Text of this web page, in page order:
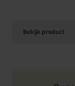
Bekijk product